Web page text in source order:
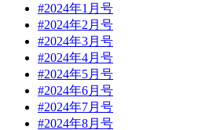
#2024年1月号
#2024年2月号
#2024年3月号
#2024年4月号
#2024年5月号
#2024年6月号
#2024年7月号
#2024年8月号